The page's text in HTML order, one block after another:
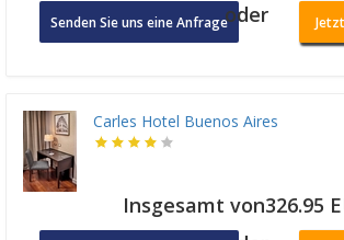
Senden Sie uns eine Anfrageoder
Carles Hotel Buenos Aires
Insgesamt von326.95